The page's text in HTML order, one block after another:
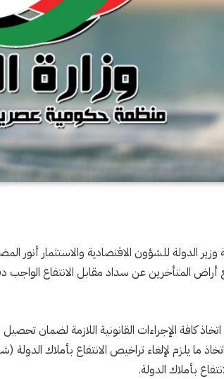
وزير الدولة للشؤون الاقتصادية والاستثمار أنور
المتأخرين عن سداد مقابل الانتفاع الواجب
ما يلزم لإلغاء تراخيص الانتفاع بأملاك
بأملاك الدولة.